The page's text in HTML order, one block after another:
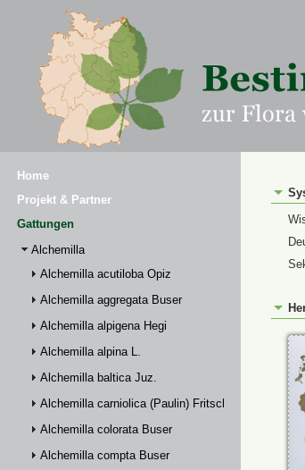
Home
Projekt & Partner
Gattungen
Alchemilla
Alchemilla acutiloba Opiz
Alchemilla aggregata Buser
Alchemilla alpigena Hegi
Alchemilla alpina L.
Alchemilla baltica Juz.
Alchemilla carniolica (Paulin) Fritsch
Alchemilla colorata Buser
Alchemilla compta Buser